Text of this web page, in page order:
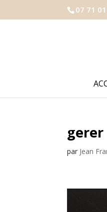
07 71
gerer
par Jean